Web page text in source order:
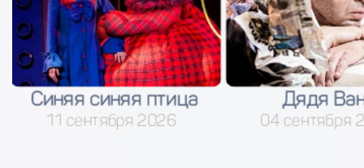
Дядя Ваня
04 сентября 2026
28